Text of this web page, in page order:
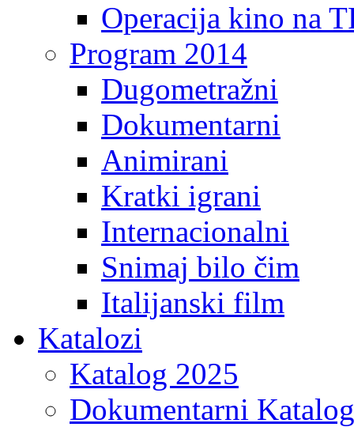
Operacija kino na
Program 2014
Dugometražni
Dokumentarni
Animirani
Kratki igrani
Internacionalni
Snimaj bilo čim
Italijanski film
Katalozi
Katalog 2025
Dokumentarni Katalog